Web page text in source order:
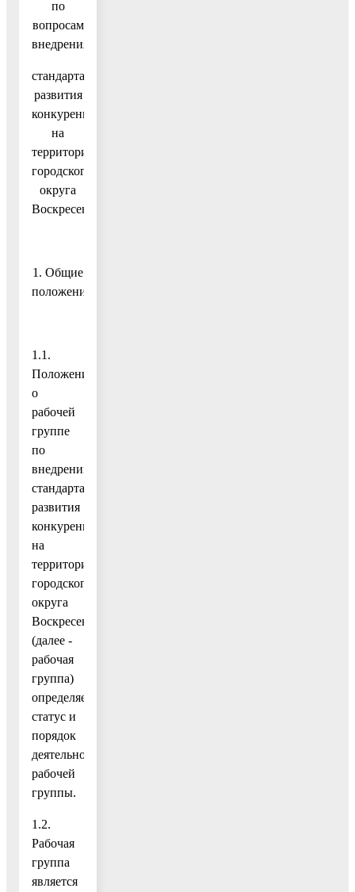
по
вопросам
внедрения
стандарта
развития
конкуренции
на
территории
городского
округа
Воскресенск
1. Общие
положения
1.1.
Положение
о
рабочей
группе
по
внедрению
стандарта
развития
конкуренции
на
территории
городского
округа
Воскресенск
(далее -
рабочая
группа)
определяет
статус и
порядок
деятельности
рабочей
группы.
1.2.
Рабочая
группа
является